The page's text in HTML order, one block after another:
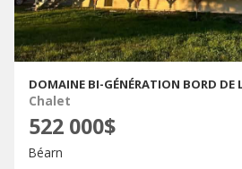
DOMAINE BI-GÉNÉRATION BORD DE
Chalet
522 000$
Béarn